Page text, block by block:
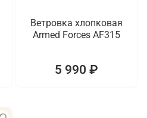
Ветровка хлопковая
Armed Forces AF315
5 990 ₽